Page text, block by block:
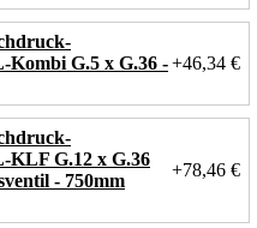
Kombi G.5 x G.36 -+46,34 €
KLF G.12 x G.36
- 750mm
+78,46 €